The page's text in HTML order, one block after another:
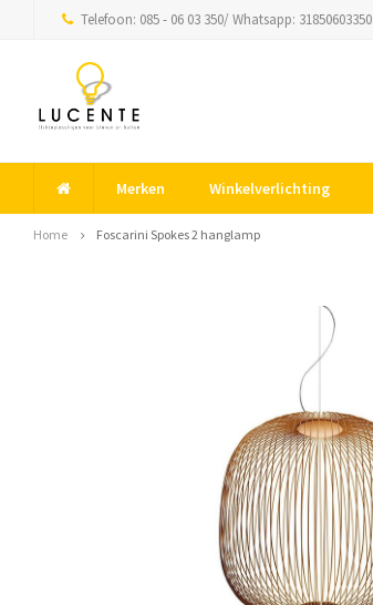
Telefoon: 085 - 06 03 350/ Whatsapp: 31850603350
Merken Winkelverlichting
Home Foscarini Spokes 2 hanglamp